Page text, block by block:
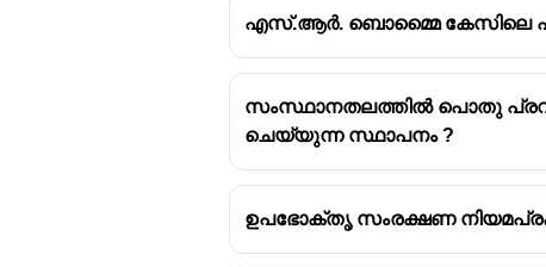
എസ്.ആർ. ബൊമ്മൈ കേസിലെ
സംസ്ഥാനതലത്തിൽ പൊതു
ചെയ്യുന്ന സ്ഥാപനം ?
ഉപഭോക്‌തൃ സംരക്ഷണ